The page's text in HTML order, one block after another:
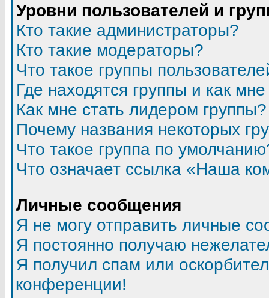
Уровни пользователей и
Кто такие администраторы?
Кто такие модераторы?
Что такое группы
Где находятся группы и как
Как мне стать лидером группы?
Почему названия некоторых
Что такое группа по
Что означает ссылка «Наша
Личные сообщения
Я не могу отправить личные
Я постоянно получаю
Я получил спам или
конференции!